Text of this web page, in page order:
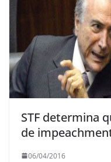
STF determina
de
06/04/2016